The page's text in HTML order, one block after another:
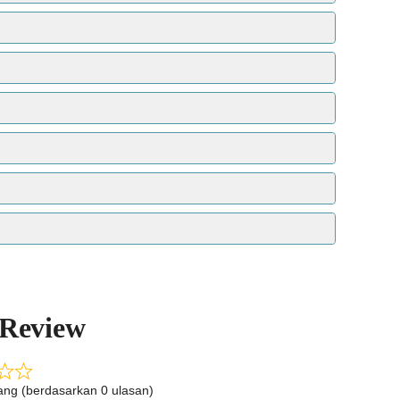
larut dalam minyak.
ini dapat membuat produk tetap stabil dari
(berdasarkan 0 ulasan)